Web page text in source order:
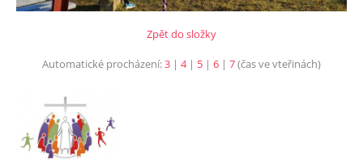
Zpět do složky
Automatické procházení:3 | 4| 5 | 6 | 7(čas ve vteřinách)